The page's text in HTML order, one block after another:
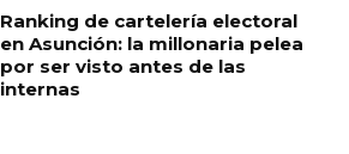
Ranking de cartelería electoral
en Asunción: la millonaria pelea
por ser visto antes de las
internas